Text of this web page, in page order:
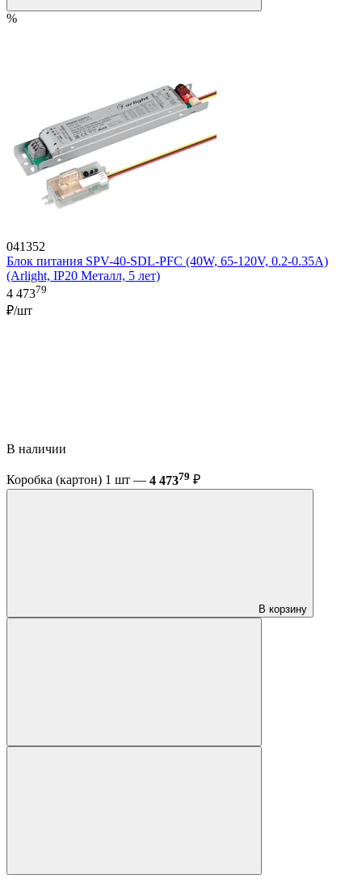
%
041352
Блок питания SPV-40-SDL-PFC (40W, 65-120V, 0.2-0.35A)
(Arlight, IP20 Металл, 5 лет)
4 47379
₽/шт
В наличии
Коробка (картон) 1 шт — 4 47379 ₽
В корзину